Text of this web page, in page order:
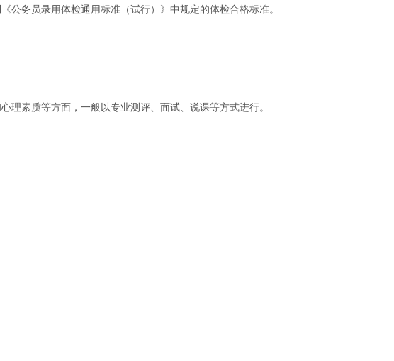
务员录用体检通用标准（试行）》中规定的体检合格标准。
素质等方面，一般以专业测评、面试、说课等方式进行。